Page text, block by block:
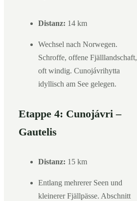
Distanz: 14 km
Wechsel nach Norwegen.
Schroffe, offene Fjälllandschaft,
oft windig. Cunojávrihytta
idyllisch am See gelegen.
Etappe 4: Cunojávri –
Gautelis
Distanz: 15 km
Entlang mehrerer Seen und
kleinerer Fjällpässe. Abschnitt